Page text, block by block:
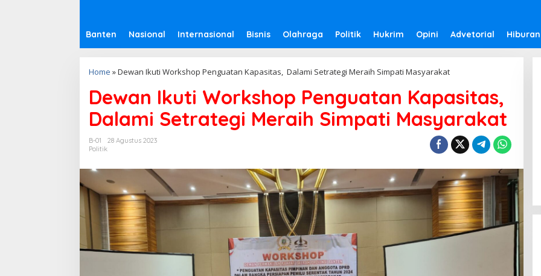
Banten Nasional Internasional Bisnis Olahraga Politik Hukrim Opini Advetorial Hiburan
Home »Dewan Ikuti Workshop Penguatan Kapasitas, Dalami Setrategi Meraih Simpati Masyarakat
Dewan Ikuti Workshop Penguatan Kapasitas,
Dalami Setrategi Meraih Simpati Masyarakat
B-01
28 Agustus 2023
Politik